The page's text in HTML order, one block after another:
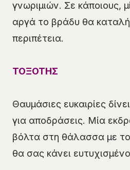
γνωριμιών. Σε κάποιους,
αργά το βράδυ θα
περιπέτεια.
ΤΟΞΟΤΗΣ
Θαυμάσιες ευκαιρίες
για αποδράσεις. Μία
βόλτα στη θάλασσα με
θα σας κάνει